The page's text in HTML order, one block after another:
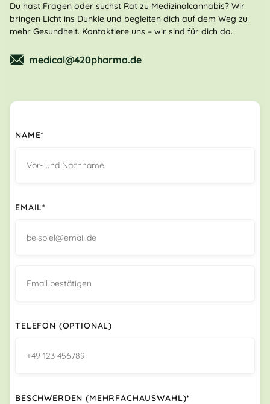
Du hast Fragen oder suchst Rat zu Medizinalcannabis? Wir
bringen Licht ins Dunkle und begleiten dich auf dem Weg zu
mehr Gesundheit. Kontaktiere uns – wir sind für dich da.
medical@420pharma.de
NAME*
EMAIL*
TELEFON (OPTIONAL)
BESCHWERDEN (MEHRFACHAUSWAHL)*